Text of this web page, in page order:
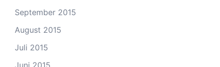
September 2015
August 2015
Juli 2015
Juni 2015